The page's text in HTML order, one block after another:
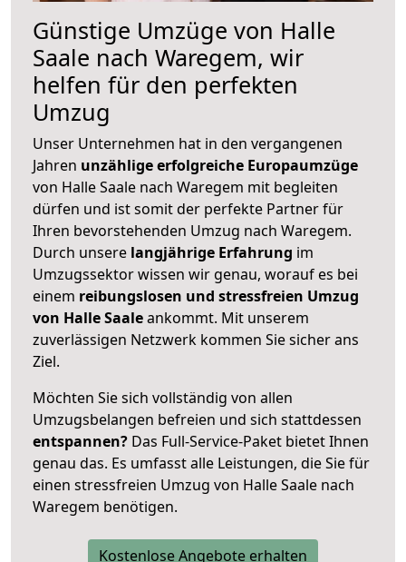
Günstige Umzüge von Halle
Saale nach Waregem, wir
helfen für den perfekten
Umzug
Unser Unternehmen hat in den vergangenen
Jahren unzählige erfolgreiche Europaumzüge
von Halle Saale nach Waregem mit begleiten
dürfen und ist somit der perfekte Partner für
Ihren bevorstehenden Umzug nach Waregem.
Durch unsere langjährige Erfahrung im
Umzugssektor wissen wir genau, worauf es bei
einem reibungslosen und stressfreien Umzug
von Halle Saaleankommt. Mit unserem
zuverlässigen Netzwerk kommen Sie sicher ans
Ziel.
Möchten Sie sich vollständig von allen
Umzugsbelangen befreien und sich stattdessen
entspannen? Das Full-Service-Paket bietet Ihnen
genau das. Es umfasst alle Leistungen, die Sie für
einen stressfreien Umzug von Halle Saale nach
Waregem benötigen.
Kostenlose Angebote erhalten